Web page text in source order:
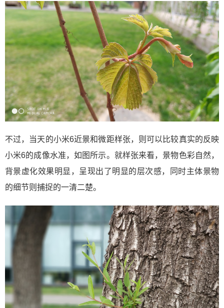
不过，当天的小米6近景和微距样张，则可以比较真实的反映
小米6的成像水准，如图所示。就样张来看，景物色彩自然，
背景虚化效果明显，呈现出了明显的层次感，同时主体景物
的细节则捕捉的一清二楚。